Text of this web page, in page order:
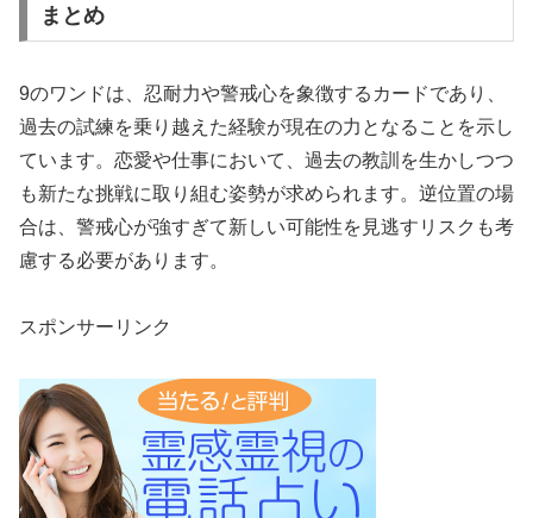
まとめ
9のワンドは、忍耐力や警戒心を象徴するカードであり、
過去の試練を乗り越えた経験が現在の力となることを示し
ています。恋愛や仕事において、過去の教訓を生かしつつ
も新たな挑戦に取り組む姿勢が求められます。逆位置の場
合は、警戒心が強すぎて新しい可能性を見逃すリスクも考
慮する必要があります。
スポンサーリンク